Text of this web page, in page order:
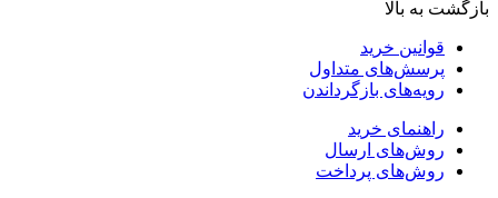
بازگشت به بالا
قوانین خرید
پرسش‌های متداول
رویه‌های بازگرداندن
راهنمای خرید
روش‌های ارسال
روش‌های پرداخت